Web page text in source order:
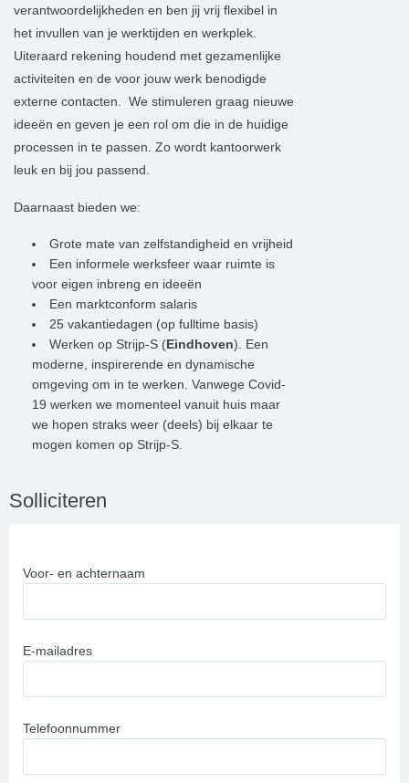
verantwoordelijkheden en ben jij vrij flexibel in
het invullen van je werktijden en werkplek.
Uiteraard rekening houdend met gezamenlijke
activiteiten en de voor jouw werk benodigde
externe contacten. We stimuleren graag nieuwe
ideeën en geven je een rol om die in de huidige
processen in te passen. Zo wordt kantoorwerk
leuk en bij jou passend.
Daarnaast bieden we:
Grote mate van zelfstandigheid en vrijheid
Een informele werksfeer waar ruimte is
voor eigen inbreng en ideeën
Een marktconform salaris
25 vakantiedagen (op fulltime basis)
Werken op Strijp-S (Eindhoven). Een
moderne, inspirerende en dynamische
omgeving om in te werken. Vanwege Covid-
19 werken we momenteel vanuit huis maar
we hopen straks weer (deels) bij elkaar te
mogen komen op Strijp-S.
Solliciteren
Voor- en achternaam
E-mailadres
Telefoonnummer